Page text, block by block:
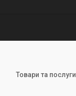
Товари та послуги